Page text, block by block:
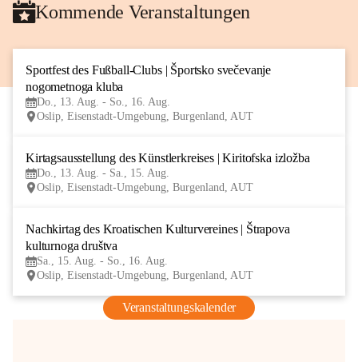
Kommende Veranstaltungen
Sportfest des Fußball-Clubs | Športsko svečevanje
nogometnoga kluba
Do., 13. Aug. - So., 16. Aug.
Oslip, Eisenstadt-Umgebung, Burgenland, AUT
Kirtagsausstellung des Künstlerkreises | Kiritofska izložba
Do., 13. Aug. - Sa., 15. Aug.
Oslip, Eisenstadt-Umgebung, Burgenland, AUT
Nachkirtag des Kroatischen Kulturvereines | Štrapova
kulturnoga društva
Sa., 15. Aug. - So., 16. Aug.
Oslip, Eisenstadt-Umgebung, Burgenland, AUT
Veranstaltungskalender